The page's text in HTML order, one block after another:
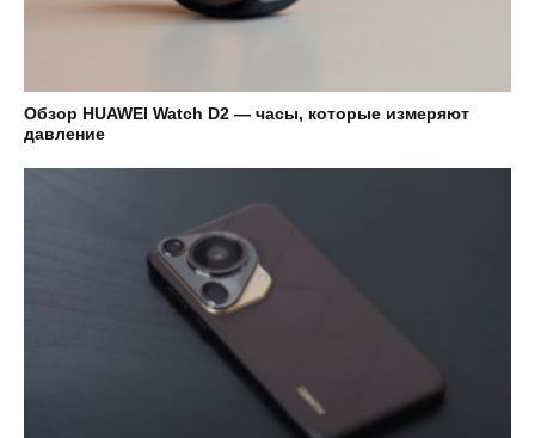
Обзор HUAWEI Watch D2 — часы, которые измеряют
давление